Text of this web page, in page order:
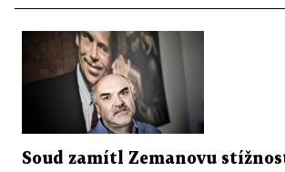
Soud zamítl Zemanovu